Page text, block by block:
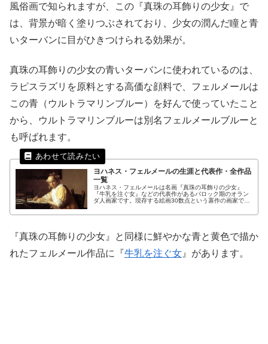
風俗画で知られますが、この『真珠の耳飾りの少女』で
は、背景が暗く塗りつぶされており、少女の潤んだ瞳と青
いターバンに目がひきつけられる効果が。
真珠の耳飾りの少女の青いターバンに使われているのは、
ラピスラズリを原料とする高価な顔料で、フェルメールは
この青（ウルトラマリンブルー）を好んで使っていたこと
から、ウルトラマリンブルーは別名フェルメールブルーと
も呼ばれます。
ヨハネス・フェルメールの生涯と代表作・全作品
一覧
ヨハネス・フェルメールは名画『真珠の耳飾りの少女』
『牛乳を注ぐ女』などの代表作があるバロック期のオラン
ダ人画家です。現存する絵画30数点という寡作の画家でも
介。柔らかい光に包まれた市民の日常を淡々と描き出すフ
『真珠の耳飾りの少女』と同様に鮮やかな青と黄色で描か
れたフェルメール作品に『牛乳を注ぐ女 』があります。